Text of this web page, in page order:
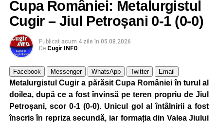
preferată pe Google
Ultimele știri din Cugir
Femeie de 36 de ani din Cugir înșelată de falși
reprezentanți ai BNR și ai Poliției Române. Banii au
fost recuperați de polițiști
Schimbare de directori la Liceul Tehnologic „Ion D.
Lăzărescu” Cugir
Cupa României: Metalurgistul
Cugir – Jiul Petroșani 0-1 (0-0)
Publicat acum 4 zile în 05.08.2026
De Cugir INFO
Facebook Messenger WhatsApp Twitter Email
Metalurgistul Cugir a părăsit Cupa României în turul al
doilea, după ce a fost învinsă pe teren propriu de Jiul
Petroșani, scor 0-1 (0-0). Unicul gol al întâlnirii a fost
înscris în repriza secundă, iar formația din Valea Jiului